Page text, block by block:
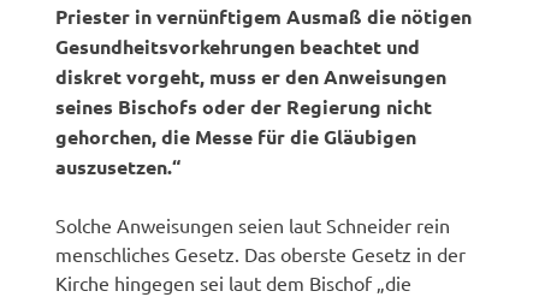
Priester in vernünftigem Ausmaß die nötigen
Gesundheitsvorkehrungen beachtet und
diskret vorgeht, muss er den Anweisungen
seines Bischofs oder der Regierung nicht
gehorchen, die Messe für die Gläubigen
auszusetzen.“
Solche Anweisungen seien laut Schneider rein
menschliches Gesetz. Das oberste Gesetz in der
Kirche hingegen sei laut dem Bischof „die